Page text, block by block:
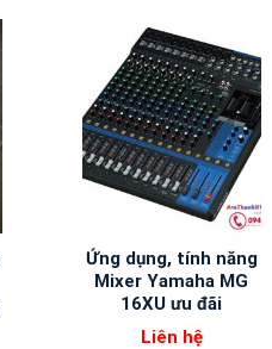
Ứng dụng, tính năng
Mixer Yamaha MG
16XU ưu đãi
Liên hệ